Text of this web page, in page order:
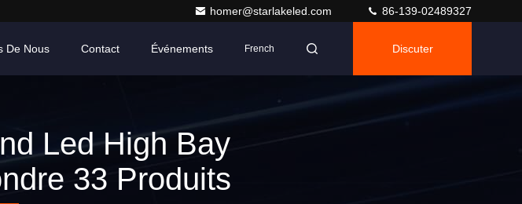
homer@starlakeled.com 86-139-02489327
De Nous Contact Événements French Discuter
Led High Bay
33 Produits